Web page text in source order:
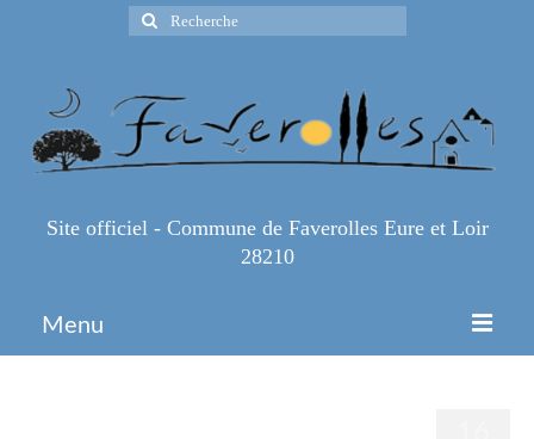
Rechercher
:
Site officiel - Commune de Faverolles Eure et Loir
28210
Menu